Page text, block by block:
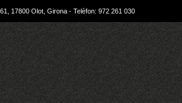
17800 Olot, Girona - Telèfon: 972 261 030